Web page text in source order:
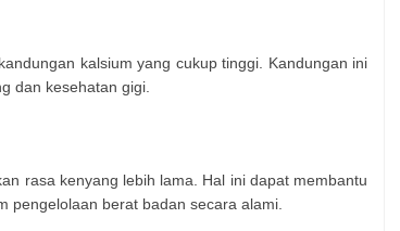
kalsium yang cukup tinggi. Kandungan ini
dan kesehatan gigi.
rasa kenyang lebih lama. Hal ini dapat membantu
pengelolaan berat badan secara alami.